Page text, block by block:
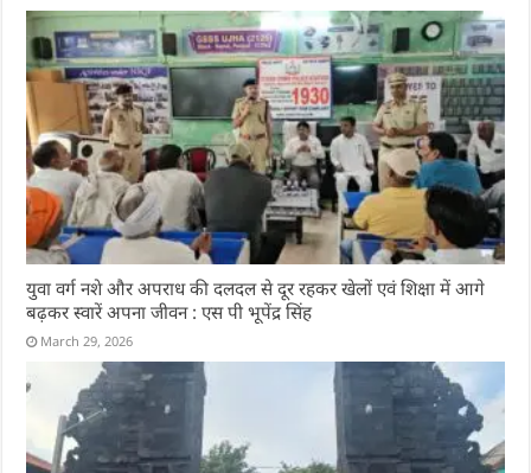
युवा वर्ग नशे और अपराध की दलदल से दूर रहकर खेलों एवं शिक्षा में आगे
बढ़कर स्वारें अपना जीवन : एस पी भूपेंद्र सिंह
March 29, 2026